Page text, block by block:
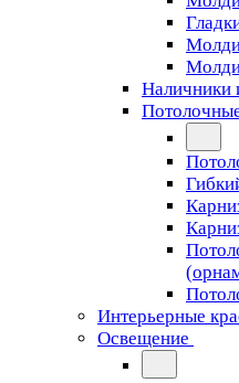
Наличники
Интерьерные
Освещение